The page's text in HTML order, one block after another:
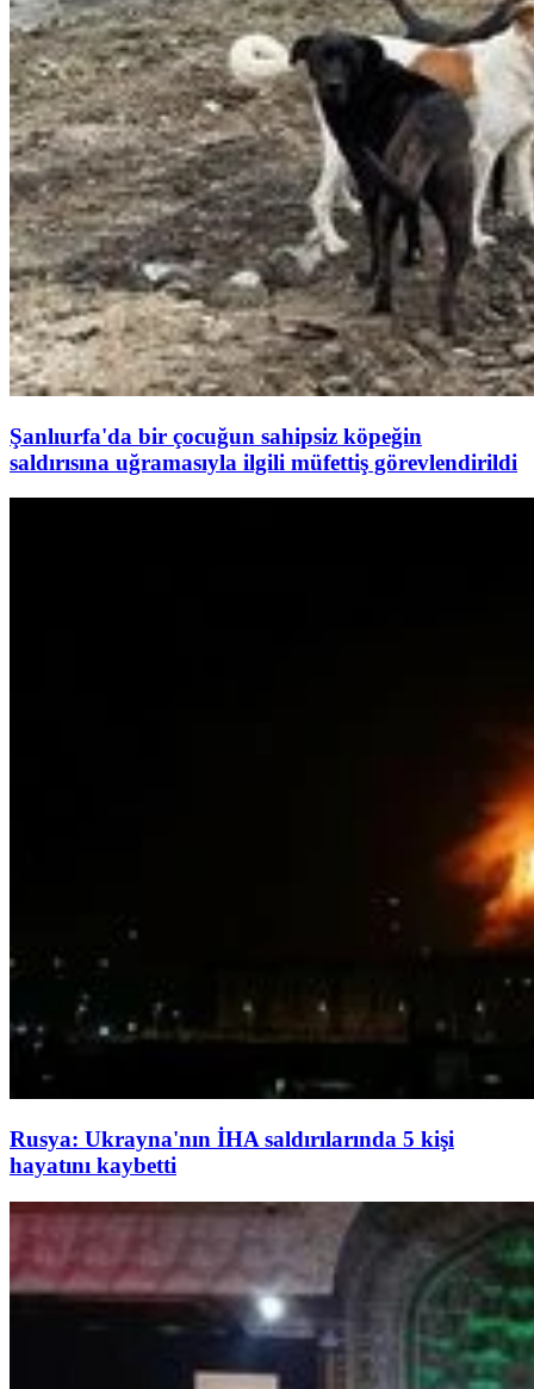
Şanlıurfa'da bir çocuğun sahipsiz köpeğin
saldırısına uğramasıyla ilgili müfettiş görevlendirildi
Rusya: Ukrayna'nın İHA saldırılarında 5 kişi
hayatını kaybetti